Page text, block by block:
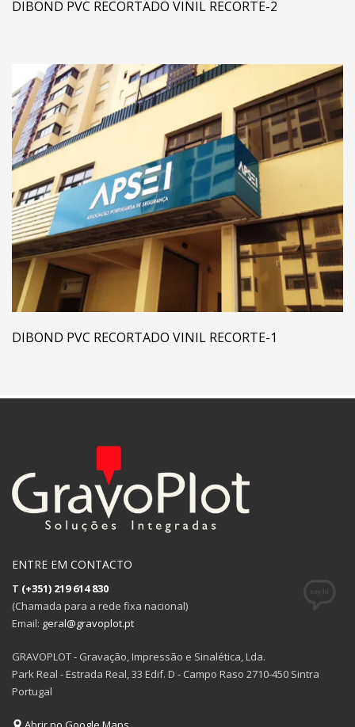
DIBOND PVC RECORTADO VINIL RECORTE-2
DIBOND PVC RECORTADO VINIL RECORTE-1
ENTRE EM CONTACTO
T (+351) 219 614 830
(Chamada para a rede fixa nacional)
Email: geral@gravoplot.pt
GRAVOPLOT - Gravação, Impressão e Sinalética, Lda.
Park Real - Estrada Real, 33 Edif. D - Campo Raso 2710-450 Sintra
Portugal